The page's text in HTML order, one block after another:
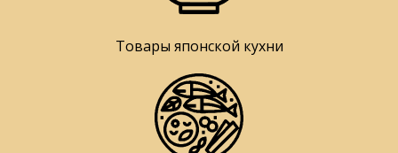
Товары японской кухни